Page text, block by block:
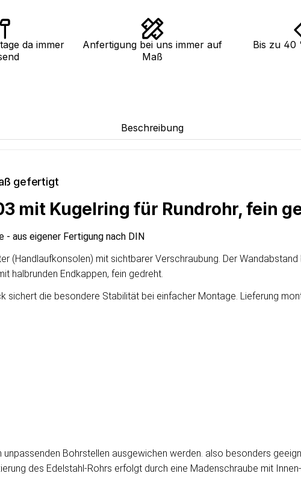
da immer
Anfertigung bei uns immer auf
Maß
Bis zu 40
Beschreibung
gefertigt
mit Kugelring für Rundrohr, fein
- aus eigener Fertigung nach DIN
(Handlaufkonsolen) mit sichtbarer Verschraubung. Der
halbrunden Endkappen, fein gedreht.
sichert die besondere Stabilität bei einfacher Montage. Lieferung
Bohrstellen ausgewichen werden. also besonders
des Edelstahl-Rohrs erfolgt durch eine Madenschraube mit